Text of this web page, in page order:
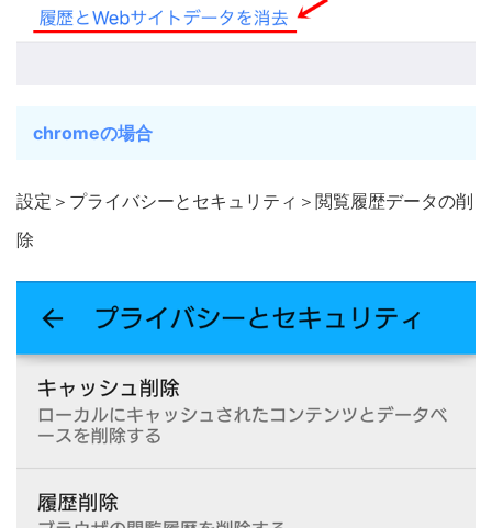
chromeの場合
設定＞プライバシーとセキュリティ＞閲覧履歴データの削
除